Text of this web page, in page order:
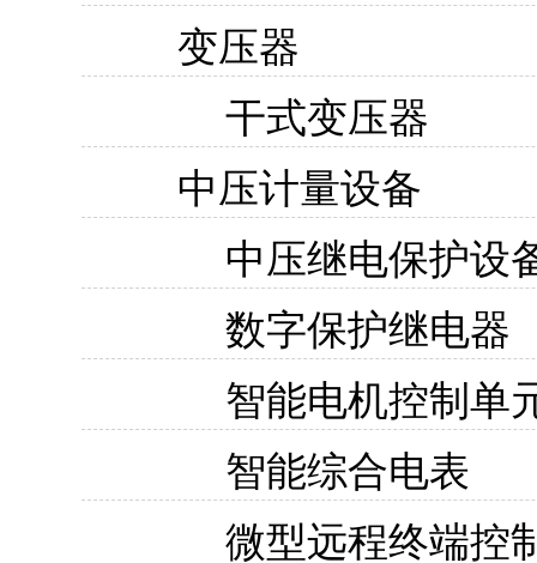
变压器
干式变压器
中压计量设备
中压继电保护设
数字保护继电器
智能电机控制单
智能综合电表
微型远程终端控